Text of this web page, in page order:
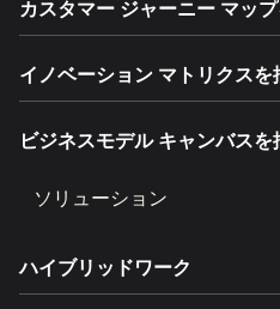
カスタマー ジャーニー マップ
イノベーション マトリクスを
ビジネスモデル キャンバスを
ソリューション
ハイブリッドワーク